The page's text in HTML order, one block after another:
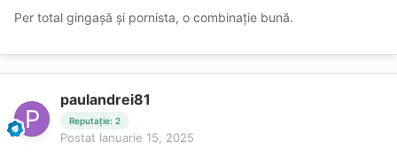
Per total gingașă și pornista, o combinație bună.
paulandrei81
Reputație: 2
Postat Ianuarie 15, 2025